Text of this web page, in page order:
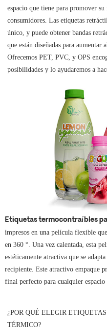
espacio que tiene para promover
consumidores. Las etiquetas
único, y puede obtener bandas
que están diseñadas para
Ofrecemos PET, PVC, y OPS
posibilidades y lo ayudaremos a
Etiquetas termocontraíbles
impresos en una película flexible
en 360 °. Una vez calentada, esta
estéticamente atractiva que se
recipiente. Este atractivo empaque
final perfecto para cualquier espacio
¿POR QUÉ ELEGIR
TÉRMICO?